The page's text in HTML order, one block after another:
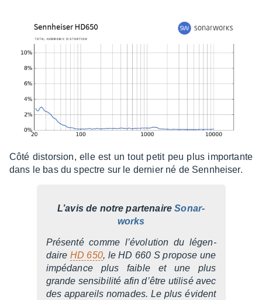
Côté distor­sion, elle est un tout petit peu plus impor­tante
dans le bas du spectre sur le dernier né de Senn­hei­ser.
L’avis de notre parte­naireSonar­
works
Présenté comme l’évo­lu­tion du légen­
daire HD 650, le HD 660 S propose une
impé­dance plus faible et une plus
grande sensi­bi­lité afin d’être utilisé avec
des appa­reils nomades. Le plus évident